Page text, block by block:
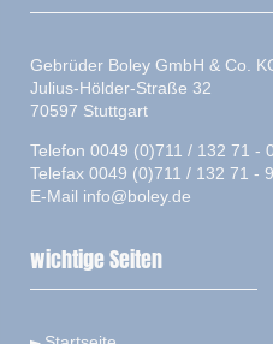
Gebrüder Boley GmbH & Co.
Julius-Hölder-Straße 32
70597 Stuttgart
Telefon 0049 (0)711 / 132 71 - 0
Telefax 0049 (0)711 / 132 71 -
E-Mail info@boley.de
wichtige Seiten